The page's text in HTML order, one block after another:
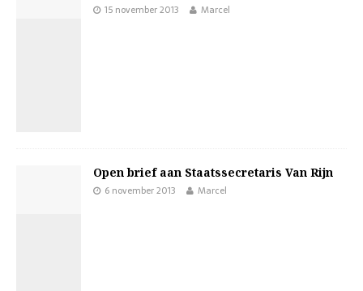
15 november 2013 Marcel
Open brief aan Staatssecretaris Van Rijn
6 november 2013 Marcel